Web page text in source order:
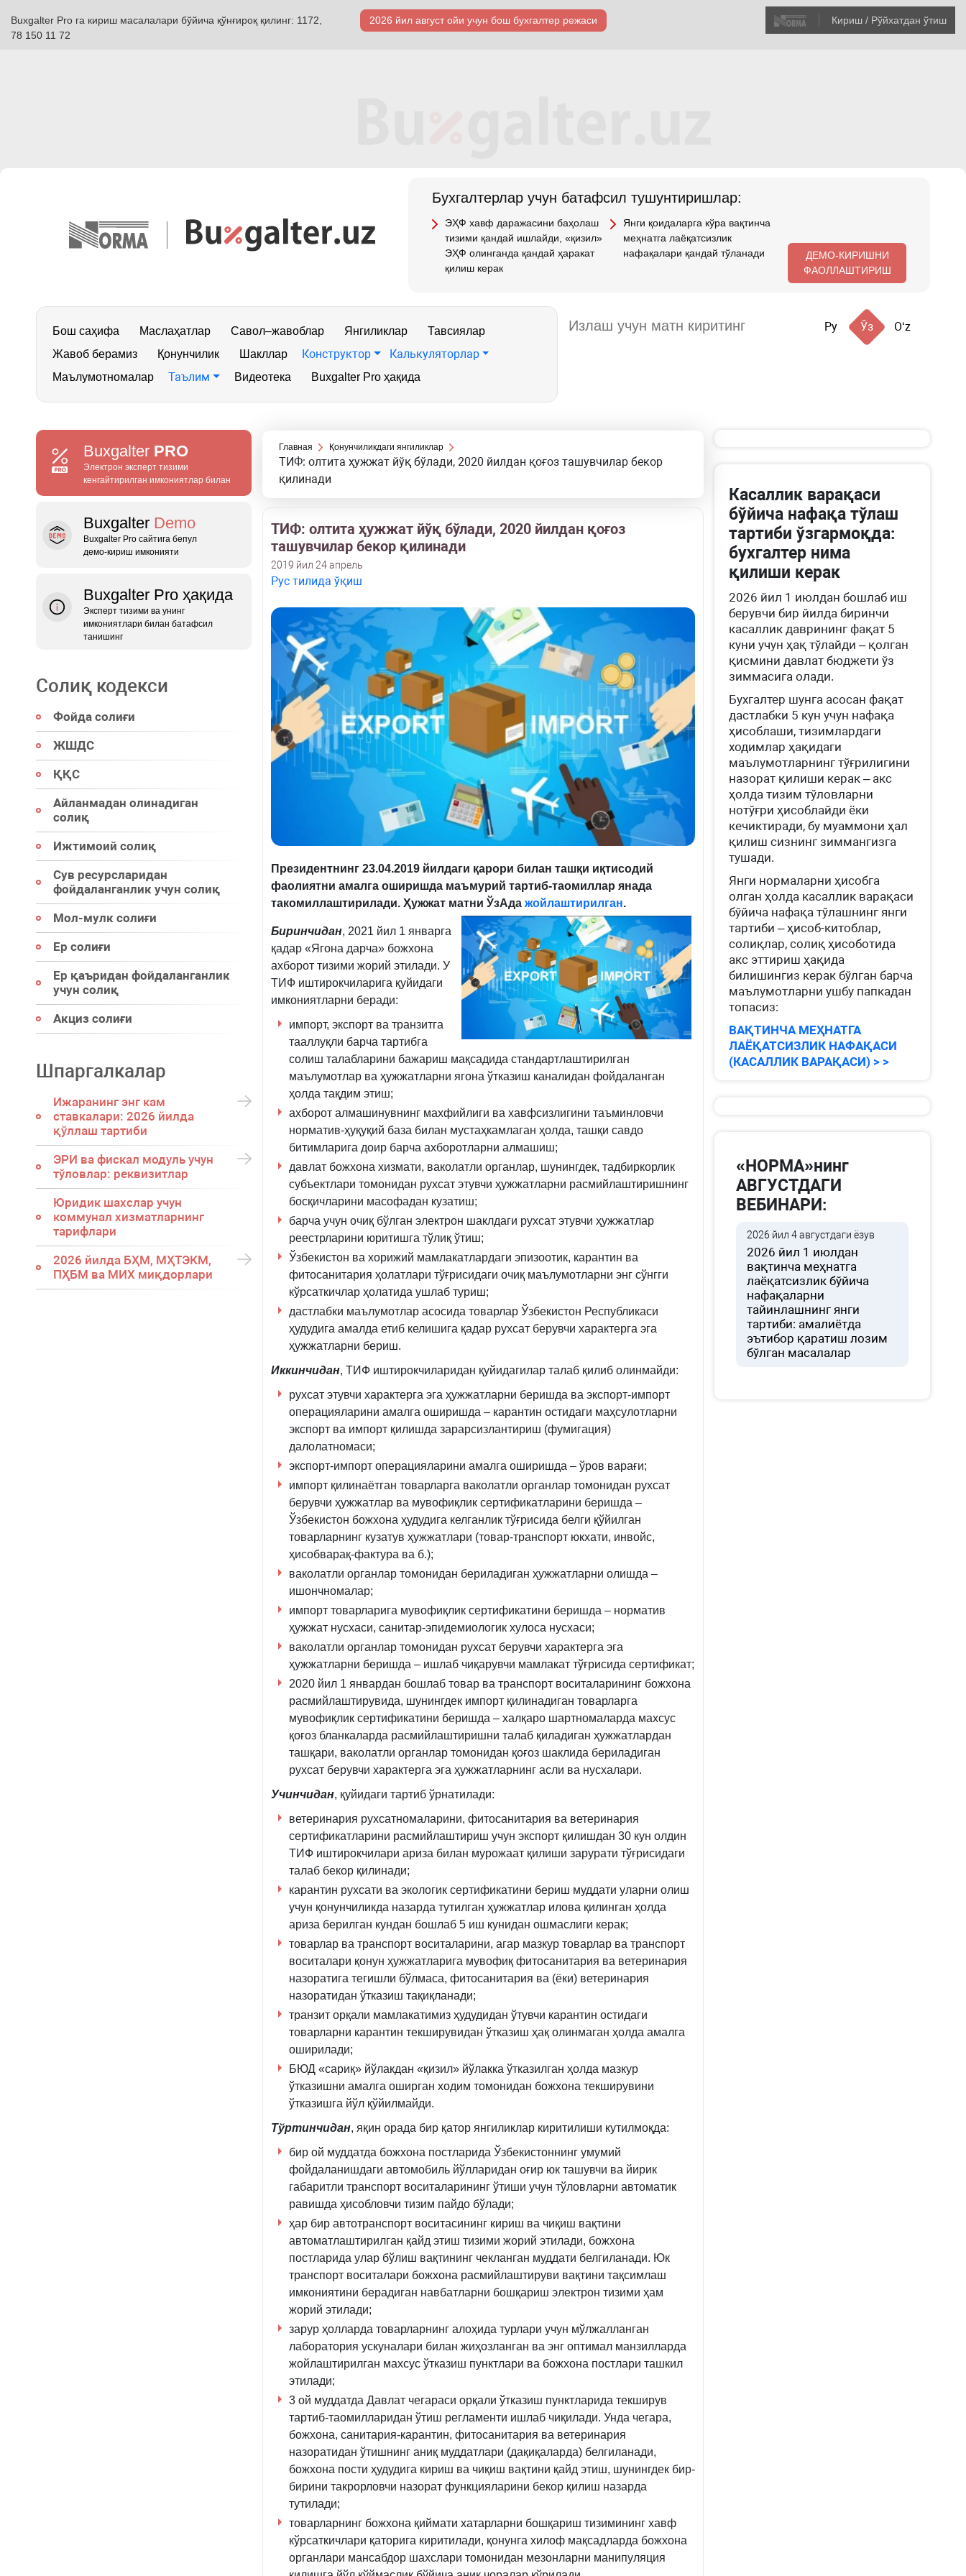
Buxgalter Pro га кириш масалалари бўйича қўнғироқ қилинг: 1172,
78 150 11 72
2026 йил август ойи учун бош бухгалтер режаси Кириш / Рўйхатдан ўтиш
Бухгалтерлар учун батафсил тушунтиришлар:
ЭҲФ хавф даражасини баҳолаш
тизими қандай ишлайди, «қизил»
ЭҲФ олинганда қандай ҳаракат
қилиш керак
Янги қоидаларга кўра вақтинча
меҳнатга лаёқатсизлик
нафақалари қандай тўланади
ДЕМО-КИРИШНИ
ФАОЛЛАШТИРИШ
Бош саҳифа Маслаҳатлар Савол–жавоблар Янгиликлар
Тавсиялар
Жавоб берамиз
Қонунчилик Шакллар Конструктор Калькуляторлар
Маълумотномалар Таълим Видеотека Buxgalter Pro ҳақида
Ру Ўз Oʻz
Buxgalter PRO
Электрон эксперт тизими
кенгайтирилган имкониятлар билан
Buxgalter Demo
Buxgalter Pro сайтига бепул
демо‑кириш имконияти
Buxgalter Pro ҳақида
Эксперт тизими ва унинг
имкониятлари билан батафсил
танишинг
Солиқ кодекси
Фойда солиғи
ЖШДС
ҚҚС
Айланмадан олинадиган
солиқ
Ижтимоий солиқ
Сув ресурсларидан
фойдаланганлик учун солиқ
Мол-мулк солиғи
Ер солиғи
Ер қаъридан фойдаланганлик
учун солиқ
Акциз солиғи
Шпаргалкалар
Ижаранинг энг кам
ставкалари: 2026 йилда
қўллаш тартиби
ЭРИ ва фискал модуль учун
тўловлар: реквизитлар
Юридик шахслар учун
коммунал хизматларнинг
тарифлари
2026 йилда БҲМ, МҲТЭКМ,
ПҲБМ ва МИХ миқдорлари
Главная Қонунчиликдаги янгиликлар
ТИФ: олтита ҳужжат йўқ бўлади, 2020 йилдан қоғоз ташувчилар бекор
қилинади
ТИФ: олтита ҳужжат йўқ бўлади, 2020 йилдан қоғоз
ташувчилар бекор қилинади
2019 йил 24 апрель
Рус тилида ўқиш
Президентнинг 23.04.2019 йилдаги қарори билан ташқи иқтисодий
фаолиятни амалга оширишда маъмурий тартиб-таомиллар янада
такомиллаштирилади. Ҳужжат матни ЎзАда жойлаштирилган.
Биринчидан, 2021 йил 1 январга
қадар «Ягона дарча» божхона
ахборот тизими жорий этилади. У
ТИФ иштирокчиларига қуйидаги
имкониятларни беради:
импорт, экспорт ва транзитга
тааллуқли барча тартибга
солиш талабларини бажариш мақсадида стандартлаштирилган
маълумотлар ва ҳужжатларни ягона ўтказиш каналидан фойдаланган
ҳолда тақдим этиш;
ахборот алмашинувнинг махфийлиги ва хавфсизлигини таъминловчи
норматив-ҳуқуқий база билан мустаҳкамлаган ҳолда, ташқи савдо
битимларига доир барча ахборотларни алмашиш;
давлат божхона хизмати, ваколатли органлар, шунингдек, тадбиркорлик
субъектлари томонидан рухсат этувчи ҳужжатларни расмийлаштиришнинг
босқичларини масофадан кузатиш;
барча учун очиқ бўлган электрон шаклдаги рухсат этувчи ҳужжатлар
реестрларини юритишга тўлиқ ўтиш;
Ўзбекистон ва хорижий мамлакатлардаги эпизоотик, карантин ва
фитосанитария ҳолатлари тўғрисидаги очиқ маълумотларни энг сўнгги
кўрсаткичлар ҳолатида ушлаб туриш;
дастлабки маълумотлар асосида товарлар Ўзбекистон Республикаси
ҳудудига амалда етиб келишига қадар рухсат берувчи характерга эга
ҳужжатларни бериш.
Иккинчидан, ТИФ иштирокчиларидан қуйидагилар талаб қилиб олинмайди:
рухсат этувчи характерга эга ҳужжатларни беришда ва экспорт-импорт
операцияларини амалга оширишда – карантин остидаги маҳсулотларни
экспорт ва импорт қилишда зарарсизлантириш (фумигация)
далолатномаси;
экспорт-импорт операцияларини амалга оширишда – ўров варағи;
импорт қилинаётган товарларга ваколатли органлар томонидан рухсат
берувчи ҳужжатлар ва мувофиқлик сертификатларини беришда –
Ўзбекистон божхона ҳудудига келганлик тўғрисида белги қўйилган
товарларнинг кузатув ҳужжатлари (товар-транспорт юкхати, инвойс,
ҳисобварақ-фактура ва б.);
ваколатли органлар томонидан бериладиган ҳужжатларни олишда –
ишончномалар;
импорт товарларига мувофиқлик сертификатини беришда – норматив
ҳужжат нусхаси, санитар-эпидемиологик хулоса нусхаси;
ваколатли органлар томонидан рухсат берувчи характерга эга
ҳужжатларни беришда – ишлаб чиқарувчи мамлакат тўғрисида сертификат;
2020 йил 1 январдан бошлаб товар ва транспорт воситаларининг божхона
расмийлаштирувида, шунингдек импорт қилинадиган товарларга
мувофиқлик сертификатини беришда – халқаро шартномаларда махсус
қоғоз бланкаларда расмийлаштиришни талаб қиладиган ҳужжатлардан
ташқари, ваколатли органлар томонидан қоғоз шаклида бериладиган
рухсат берувчи характерга эга ҳужжатларнинг асли ва нусхалари.
Учинчидан, қуйидаги тартиб ўрнатилади:
ветеринария рухсатномаларини, фитосанитария ва ветеринария
сертификатларини расмийлаштириш учун экспорт қилишдан 30 кун олдин
ТИФ иштирокчилари ариза билан мурожаат қилиши зарурати тўғрисидаги
талаб бекор қилинади;
карантин рухсати ва экологик сертификатини бериш муддати уларни олиш
учун қонунчиликда назарда тутилган ҳужжатлар илова қилинган ҳолда
ариза берилган кундан бошлаб 5 иш кунидан ошмаслиги керак;
товарлар ва транспорт воситаларини, агар мазкур товарлар ва транспорт
воситалари қонун ҳужжатларига мувофиқ фитосанитария ва ветеринария
назоратига тегишли бўлмаса, фитосанитария ва (ёки) ветеринария
назоратидан ўтказиш тақиқланади;
транзит орқали мамлакатимиз ҳудудидан ўтувчи карантин остидаги
товарларни карантин текширувидан ўтказиш ҳақ олинмаган ҳолда амалга
оширилади;
БЮД «сариқ» йўлакдан «қизил» йўлакка ўтказилган ҳолда мазкур
ўтказишни амалга оширган ходим томонидан божхона текширувини
ўтказишга йўл қўйилмайди.
Тўртинчидан, яқин орада бир қатор янгиликлар киритилиши кутилмоқда:
бир ой муддатда божхона постларида Ўзбекистоннинг умумий
фойдаланишдаги автомобиль йўлларидан оғир юк ташувчи ва йирик
габаритли транспорт воситаларининг ўтиши учун тўловларни автоматик
равишда ҳисобловчи тизим пайдо бўлади;
ҳар бир автотранспорт воситасининг кириш ва чиқиш вақтини
автоматлаштирилган қайд этиш тизими жорий этилади, божхона
постларида улар бўлиш вақтининг чекланган муддати белгиланади. Юк
транспорт воситалари божхона расмийлаштируви вақтини тақсимлаш
имкониятини берадиган навбатларни бошқариш электрон тизими ҳам
жорий этилади;
зарур ҳолларда товарларнинг алоҳида турлари учун мўлжалланган
лаборатория ускуналари билан жиҳозланган ва энг оптимал манзилларда
жойлаштирилган махсус ўтказиш пунктлари ва божхона постлари ташкил
этилади;
3 ой муддатда Давлат чегараси орқали ўтказиш пунктларида текширув
тартиб-таомилларидан ўтиш регламенти ишлаб чиқилади. Унда чегара,
божхона, санитария-карантин, фитосанитария ва ветеринария
назоратидан ўтишнинг аниқ муддатлари (дақиқаларда) белгиланади,
божхона пости ҳудудига кириш ва чиқиш вақтини қайд этиш, шунингдек бир-
бирини такрорловчи назорат функцияларини бекор қилиш назарда
тутилади;
товарларнинг божхона қиймати хатарларни бошқариш тизимининг хавф
кўрсаткичлари қаторига киритилади, қонунга хилоф мақсадларда божхона
органлари мансабдор шахслари томонидан мезонларни манипуляция
Касаллик варақаси
бўйича нафақа тўлаш
тартиби ўзгармоқда:
бухгалтер нима
қилиши керак
2026 йил 1 июлдан бошлаб иш
берувчи бир йилда биринчи
касаллик даврининг фақат 5
куни учун ҳақ тўлайди – қолган
қисмини давлат бюджети ўз
зиммасига олади.
Бухгалтер шунга асосан фақат
дастлабки 5 кун учун нафақа
ҳисоблаши, тизимлардаги
ходимлар ҳақидаги
маълумотларнинг тўғрилигини
назорат қилиши керак – акс
ҳолда тизим тўловларни
нотўғри ҳисоблайди ёки
кечиктиради, бу муаммони ҳал
қилиш сизнинг зиммангизга
тушади.
Янги нормаларни ҳисобга
олган ҳолда касаллик варақаси
бўйича нафақа тўлашнинг янги
тартиби – ҳисоб-китоблар,
солиқлар, солиқ ҳисоботида
акс эттириш ҳақида
билишингиз керак бўлган барча
маълумотларни ушбу папкадан
топасиз:
ВАҚТИНЧА МЕҲНАТГА
ЛАЁҚАТСИЗЛИК НАФАҚАСИ
(КАСАЛЛИК ВАРАҚАСИ) > >
«НОРМА»нинг
АВГУСТДАГИ
ВЕБИНАРИ:
2026 йил 4 августдаги ёзув
2026 йил 1 июлдан
вақтинча меҳнатга
лаёқатсизлик бўйича
нафақаларни
тайинлашнинг янги
тартиби: амалиётда
эътибор қаратиш лозим
бўлган масалалар